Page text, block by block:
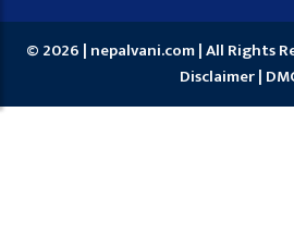
© 2026 | nepalvani.com | All Rights
Disclaimer|